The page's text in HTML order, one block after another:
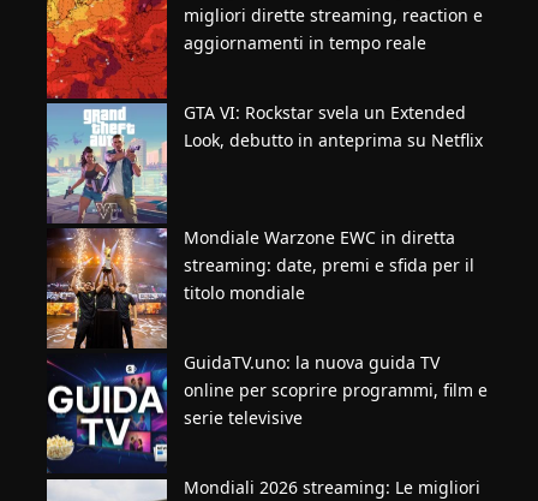
migliori dirette streaming, reaction e
aggiornamenti in tempo reale
GTA VI: Rockstar svela un Extended
Look, debutto in anteprima su Netflix
Mondiale Warzone EWC in diretta
streaming: date, premi e sfida per il
titolo mondiale
GuidaTV.uno: la nuova guida TV
online per scoprire programmi, film e
serie televisive
Mondiali 2026 streaming: Le migliori